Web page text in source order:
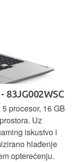
83JG002WSC
procesor, 16 GB
Uz
iskustvo i
hlađenje
opterećenju.